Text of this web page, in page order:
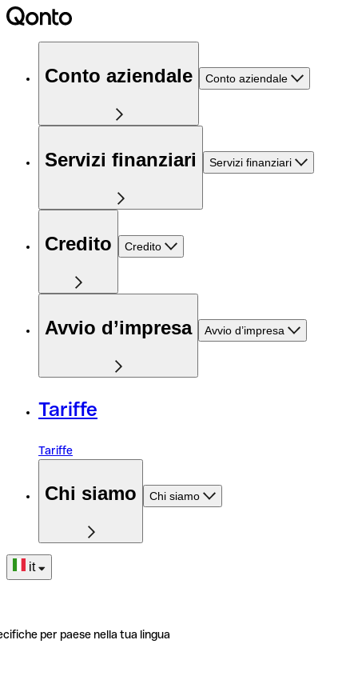
Conto aziendale Conto aziendale
Servizi finanziari Servizi finanziari
Credito Credito
Avvio d’impresa Avvio d’impresa
Tariffe
Tariffe
Chi siamo Chi siamo
it
per paese nella tua lingua